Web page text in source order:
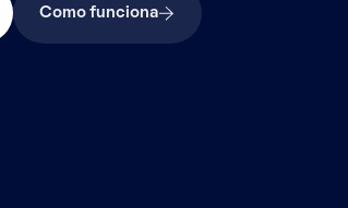
Como funciona